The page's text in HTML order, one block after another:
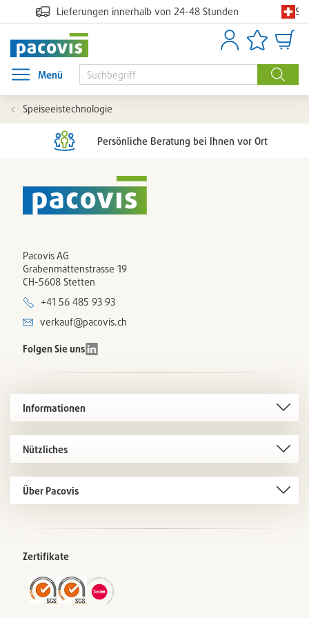
Lieferungen innerhalb von 24-48 Stunden
Suche
AnmeldenArtikellisten
Menü
Menü öffnen
Speiseeistechnologie
Persönliche Beratung bei Ihnen vor Ort
Pacovis AG
Grabenmattenstrasse 19
CH-5608 Stetten
+41 56 485 93 93
verkauf@pacovis.ch
Folgen Sie uns
Informationen
Nützliches
Über Pacovis
Zertifikate